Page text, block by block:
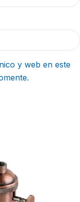
y web en este